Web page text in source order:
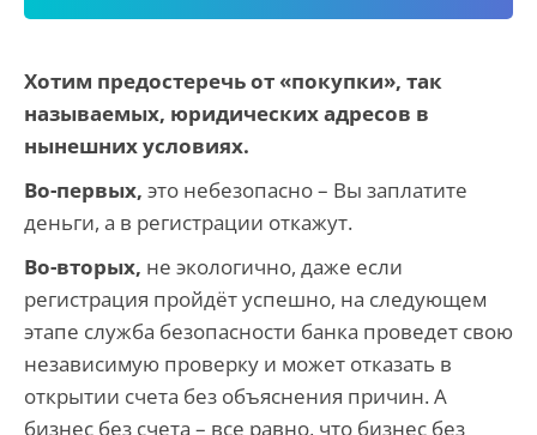
Хотим предостеречь от «покупки», так
называемых, юридических адресов в
нынешних условиях.
Во-первых, это небезопасно – Вы заплатите
деньги, а в регистрации откажут.
Во-вторых, не экологично, даже если
регистрация пройдёт успешно, на следующем
этапе служба безопасности банка проведет свою
независимую проверку и может отказать в
открытии счета без объяснения причин. А
бизнес без счета – все равно, что бизнес без